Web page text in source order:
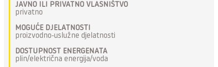
JAVNO ILI PRIVATNO VLASNIŠTVO
privatno
MOGUĆE DJELATNOSTI
proizvodno-uslužne djelatnosti
DOSTUPNOST ENERGENATA
plin/električna energija/voda